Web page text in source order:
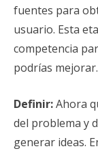
fuentes para
usuario. Esta
competencia
podrías mejorar.
Definir:Ahora
del problema y
generar ideas.